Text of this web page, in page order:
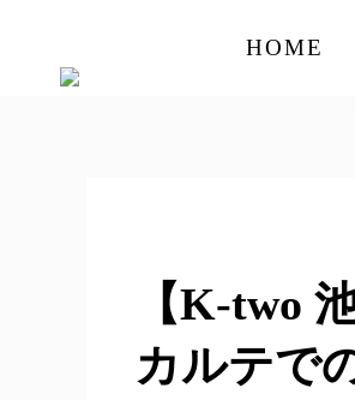
HOME
【K-two
カルテで